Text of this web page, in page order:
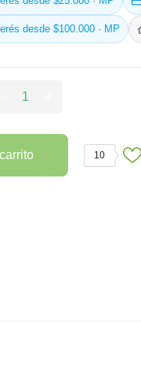
desde $100.000 · MP
10